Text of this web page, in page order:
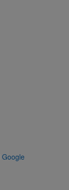
Google